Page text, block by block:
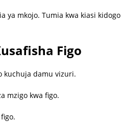
ya mkojo. Tumia kwa kiasi kidogo
Figo
kuchuja damu vizuri.
mzigo kwa figo.